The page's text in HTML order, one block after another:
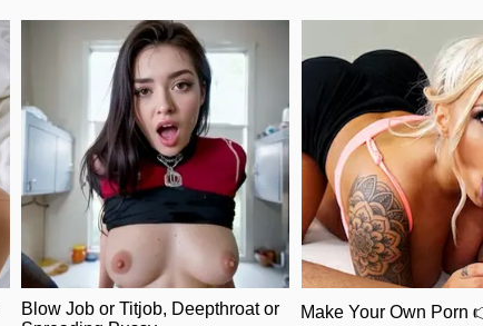
Blow Job or Titjob, Deepthroat or
Make Your Own Porn